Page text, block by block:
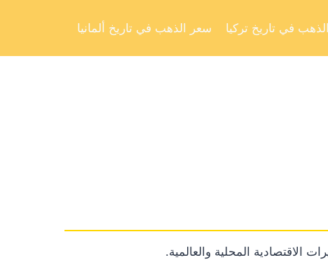
سعر الذهب في تاريخ ألمانيا في تاريخ تركيا
الاقتصادية المحلية والعالمية.